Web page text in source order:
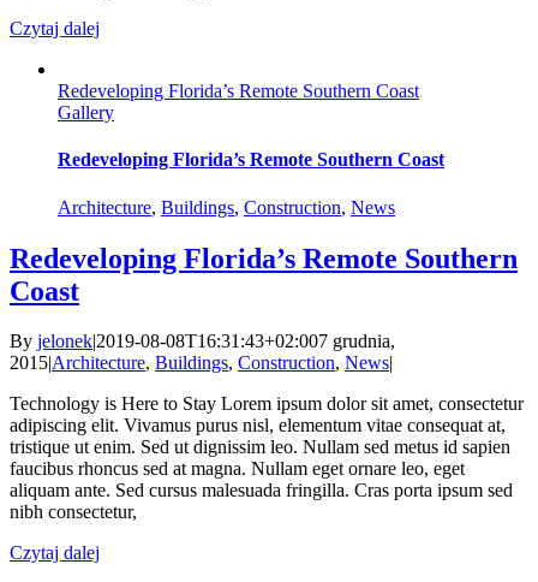
Czytaj dalej
Redeveloping Florida’s Remote Southern Coast
Gallery
Redeveloping Florida’s Remote Southern Coast
Architecture, Buildings, Construction, News
Redeveloping Florida’s Remote Southern
Coast
By jelonek|2019-08-08T16:31:43+02:007 grudnia,
2015|Architecture, Buildings, Construction, News|
Technology is Here to Stay Lorem ipsum dolor sit amet, consectetur
adipiscing elit. Vivamus purus nisl, elementum vitae consequat at,
tristique ut enim. Sed ut dignissim leo. Nullam sed metus id sapien
faucibus rhoncus sed at magna. Nullam eget ornare leo, eget
aliquam ante. Sed cursus malesuada fringilla. Cras porta ipsum sed
nibh consectetur,
Czytaj dalej